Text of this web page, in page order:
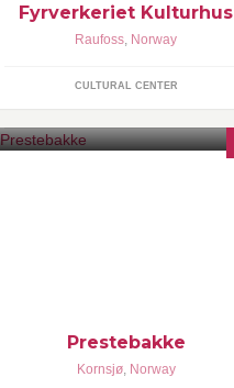
Fyrverkeriet Kulturhus
Raufoss, Norway
CULTURAL CENTER
Prestebakke
Kornsjø, Norway